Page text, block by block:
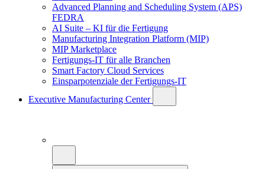
Advanced Planning and Scheduling System (APS)
FEDRA
AI Suite – KI für die Fertigung
Manufacturing Integration Platform (MIP)
MIP Marketplace
Fertigungs-IT für alle Branchen
Smart Factory Cloud Services
Einsparpotenziale der Fertigungs-IT
Executive Manufacturing Center